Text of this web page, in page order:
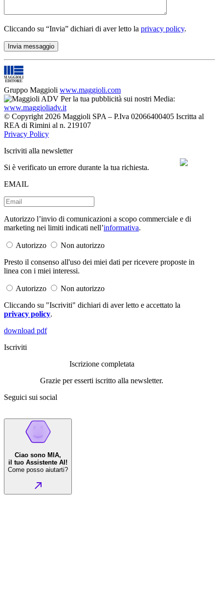
Cliccando su “Invia” dichiari di aver letto la privacy policy.
Gruppo Maggioli www.maggioli.com
Per la tua pubblicità sui nostri Media:
www.maggioliadv.it
© Copyright 2026 Maggioli SPA – P.Iva 02066400405 Iscritta al
REA di Rimini al n. 219107
Privacy Policy
Iscriviti alla newsletter
Si è verificato un errore durante la tua richiesta.
EMAIL
Autorizzo l’invio di comunicazioni a scopo commerciale e di
marketing nei limiti indicati nell’informativa.
Autorizzo
Non autorizzo
Presto il consenso all'uso dei miei dati per ricevere proposte in
linea con i miei interessi.
Autorizzo
Non autorizzo
Cliccando su "Iscriviti" dichiari di aver letto e accettato la
privacy policy.
download pdf
Iscriviti
Iscrizione completata
Grazie per esserti iscritto alla newsletter.
Seguici sui social
Ciao sono MIA,
il tuo Assistente AI!
Come posso aiutarti?